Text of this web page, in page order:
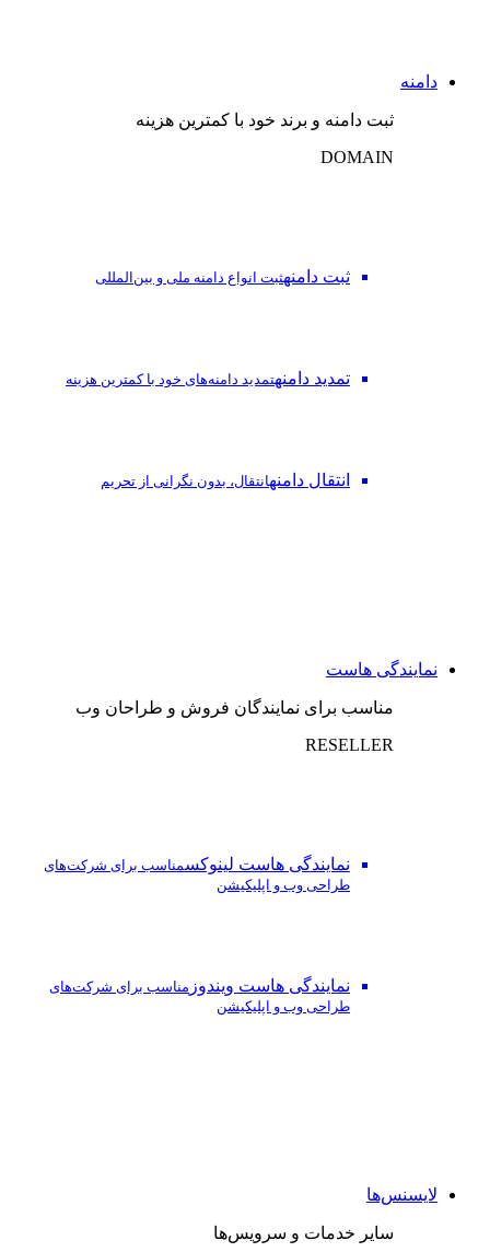
دامنه
ثبت دامنه و برند خود با کمترین هزینه
DOMAIN
ثبت دامنهثبت انواع دامنه ملی و بین‌المللی
تمدید دامنهتمدید دامنه‌های خود با کمترین هزینه
انتقال دامنهانتقال، بدون نگرانی از تحریم
نمایندگی هاست
مناسب برای نمایندگان فروش و طراحان وب
RESELLER
نمایندگی هاست لینوکسمناسب برای شرکت‌های
طراحی وب و اپلیکیشن
نمایندگی هاست ویندوز مناسب برای شرکت‌های
طراحی وب و اپلیکیشن
لایسنس‌ها
سایر خدمات و سرویس‌ها